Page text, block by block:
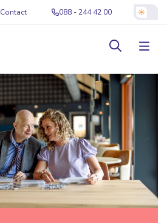
Contact 088 - 244 42 00